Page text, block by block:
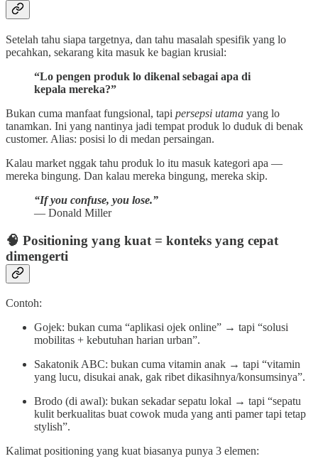
Setelah tahu siapa targetnya, dan tahu masalah spesifik yang lo
pecahkan, sekarang kita masuk ke bagian krusial:
“Lo pengen produk lo dikenal sebagai apa di
kepala mereka?”
Bukan cuma manfaat fungsional, tapi persepsi utama yang lo
tanamkan. Ini yang nantinya jadi tempat produk lo duduk di benak
customer. Alias: posisi lo di medan persaingan.
Kalau market nggak tahu produk lo itu masuk kategori apa —
mereka bingung. Dan kalau mereka bingung, mereka skip.
“If you confuse, you lose.”
— Donald Miller
🧠 Positioning yang kuat = konteks yang cepat
dimengerti
Contoh:
Gojek: bukan cuma “aplikasi ojek online” → tapi “solusi
mobilitas + kebutuhan harian urban”.
Sakatonik ABC: bukan cuma vitamin anak → tapi “vitamin
yang lucu, disukai anak, gak ribet dikasihnya/konsumsinya”.
Brodo (di awal): bukan sekadar sepatu lokal → tapi “sepatu
kulit berkualitas buat cowok muda yang anti pamer tapi tetap
stylish”.
Kalimat positioning yang kuat biasanya punya 3 elemen: